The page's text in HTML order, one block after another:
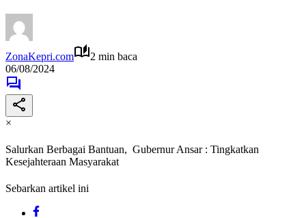
ZonaKepri.com
2 min baca
06/08/2024
×
Salurkan Berbagai Bantuan, Gubernur Ansar : Tingkatkan
Kesejahteraan Masyarakat
Sebarkan artikel ini